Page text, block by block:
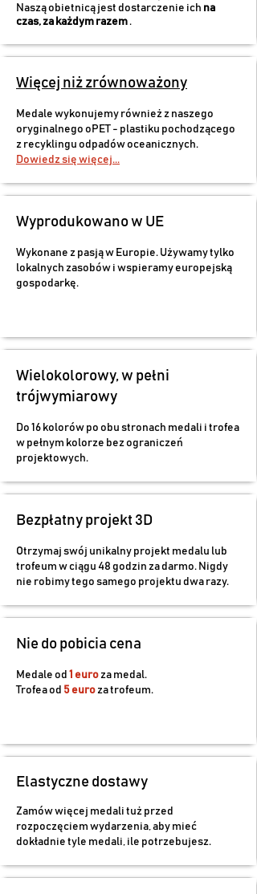
Naszą obietnicą jest dostarczenie ich na
czas, za każdym razem.
Więcej niż zrównoważony
Medale wykonujemy również z naszego
oryginalnego oPET - plastiku pochodzącego
z recyklingu odpadów oceanicznych.
Dowiedz się więcej...
Wyprodukowano w UE
Wykonane z pasją w Europie. Używamy tylko
lokalnych zasobów i wspieramy europejską
gospodarkę.
Wielokolorowy, w pełni
trójwymiarowy
Do 16 kolorów po obu stronach medali i trofea
w pełnym kolorze bez ograniczeń
projektowych.
Bezpłatny projekt 3D
Otrzymaj swój unikalny projekt medalu lub
trofeum w ciągu 48 godzin za darmo. Nigdy
nie robimy tego samego projektu dwa razy.
Nie do pobicia cena
Medale od 1 euroza medal.
Trofea od 5 euroza trofeum.
Elastyczne dostawy
Zamów więcej medali tuż przed
rozpoczęciem wydarzenia, aby mieć
dokładnie tyle medali, ile potrzebujesz.